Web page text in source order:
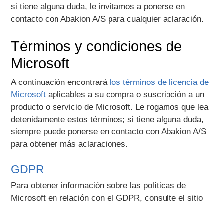
si tiene alguna duda, le invitamos a ponerse en
contacto con Abakion A/S para cualquier aclaración.
Términos y condiciones de
Microsoft
A continuación encontrará los términos de licencia de
Microsoft aplicables a su compra o suscripción a un
producto o servicio de Microsoft. Le rogamos que lea
detenidamente estos términos; si tiene alguna duda,
siempre puede ponerse en contacto con Abakion A/S
para obtener más aclaraciones.
GDPR
Para obtener información sobre las políticas de
Microsoft en relación con el GDPR, consulte el sitio